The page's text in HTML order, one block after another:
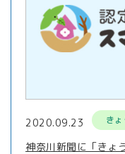
2020.09.23 き
神奈川新聞に「きょ